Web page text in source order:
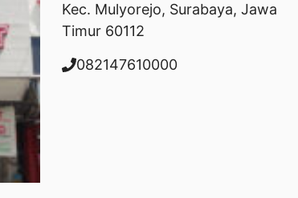
Kec. Mulyorejo, Surabaya, Jawa
Timur 60112
082147610000